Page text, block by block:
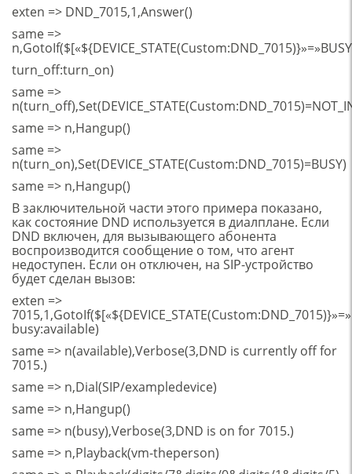
exten => DND_7015,1,Answer()
same =>
turn_off:turn_on)
same =>
same => n,Hangup()
same =>
n(turn_on),Set(DEVICE_STATE(Custom:DND_7015)=BUSY)
same => n,Hangup()
В заключительной части этого примера показано,
как состояние DND используется в диалплане. Если
DND включен, для вызывающего абонента
воспроизводится сообщение о том, что агент
недоступен. Если он отключен, на SIP-устройство
будет сделан вызов:
exten =>
busy:available)
same => n(available),Verbose(3,DND is currently off for
7015.)
same => n,Dial(SIP/exampledevice)
same => n,Hangup()
same => n(busy),Verbose(3,DND is on for 7015.)
same => n,Playback(vm-theperson)